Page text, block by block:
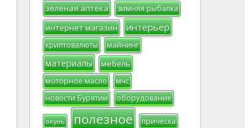
зеленая аптека зимняя рыбалка
интернет магазин интерьер
криптовалюты майнинг
материалы мебель
моторное масло
мчс
новости Бурятии
оборудование
окунь полезное прическа